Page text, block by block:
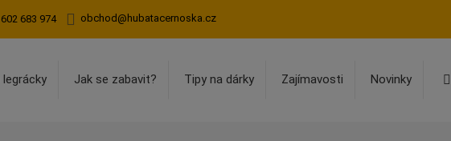
683 974 obchod@hubatacernoska.cz
Jak se zabavit? Tipy na dárky Zajímavosti Novinky